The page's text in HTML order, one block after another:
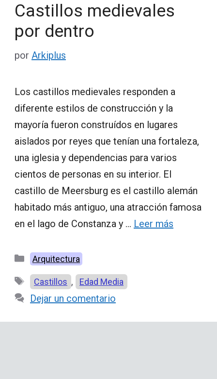
Castillos medievales
por dentro
por Arkiplus
Los castillos medievales responden a
diferente estilos de construcción y la
mayoría fueron construídos en lugares
aislados por reyes que tenían una fortaleza,
una iglesia y dependencias para varios
cientos de personas en su interior. El
castillo de Meersburg es el castillo alemán
habitado más antiguo, una atracción famosa
en el lago de Constanza y … Leer más
Categorías
Arquitectura
Etiquetas
Castillos , Edad Media
Dejar un comentario